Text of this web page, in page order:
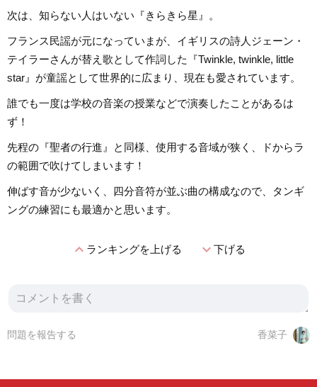
次は、知らない人はいない『きらきら星』。
フランス民謡が元になっていまが、イギリスの詩人ジェーン・
テイラーさんが替え歌として作詞した『Twinkle, twinkle, little
star』が童謡として世界的に広まり、現在も愛されています。
誰でも一度は学校の音楽の授業などで演奏したことがあるは
ず！
先程の『聖者の行進』と同様、使用する音域が狭く、ドからラ
の範囲で吹けてしまいます！
伸ばす音が少ないく、四分音符が並ぶ曲の構成なので、タンギ
ングの練習にも最適かと思います。
expand_lessランキングを上げる expand_more下げる
香菜子
問題を報告する